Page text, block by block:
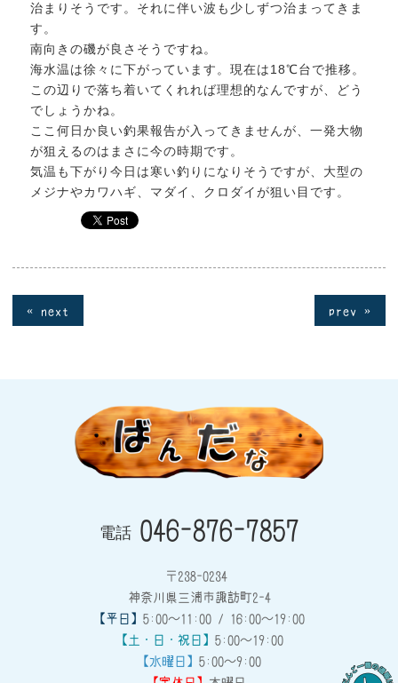
治まりそうです。それに伴い波も少しずつ治まってきま
す。
南向きの磯が良さそうですね。
海水温は徐々に下がっています。現在は18℃台で推移。
この辺りで落ち着いてくれれば理想的なんですが、どう
でしょうかね。
ここ何日か良い釣果報告が入ってきませんが、一発大物
が狙えるのはまさに今の時期です。
気温も下がり今日は寒い釣りになりそうですが、大型の
メジナやカワハギ、マダイ、クロダイが狙い目です。
« next prev »
電話 046-876-7857
〒238-0234
神奈川県三浦市諏訪町2-4
【平日】 5:00～11:00 / 16:00～19:00
【土・日・祝日】 5:00～19:00
【水曜日】 5:00～9:00